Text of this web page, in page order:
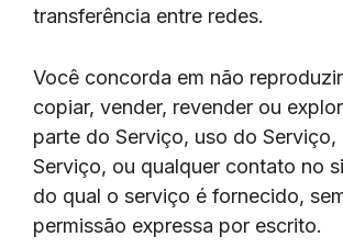
transferência entre redes.
Você concorda em não
copiar, vender, revender ou
parte do Serviço, uso do Serviço,
Serviço, ou qualquer contato no
do qual o serviço é fornecido,
permissão expressa por escrito.